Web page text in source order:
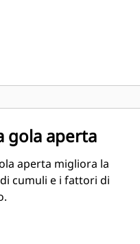
gola aperta
aperta migliora la
cumuli e i fattori di